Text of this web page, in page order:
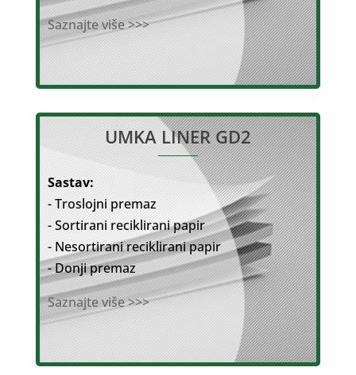
Saznajte više >>>
UMKA LINER GD2
Sastav:
- Troslojni premaz
- Sortirani reciklirani papir
- Nesortirani reciklirani papir
- Donji premaz
Saznajte više >>>